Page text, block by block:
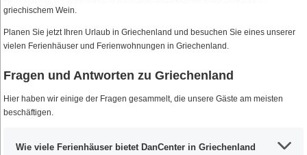
griechischem Wein.
Planen Sie jetzt Ihren Urlaub in Griechenland und besuchen Sie eines unserer
vielen Ferienhäuser und Ferienwohnungen in Griechenland.
Fragen und Antworten zu Griechenland
Hier haben wir einige der Fragen gesammelt, die unsere Gäste am meisten
beschäftigen.
Wie viele Ferienhäuser bietet DanCenter in Griechenland